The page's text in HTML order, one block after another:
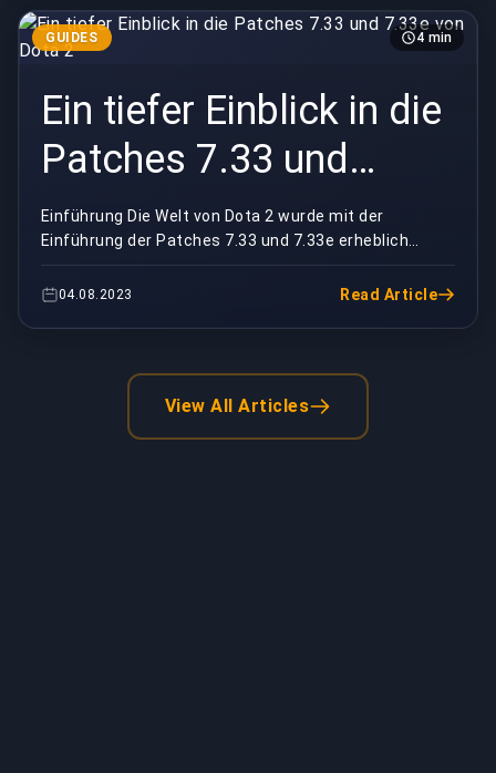
GUIDES 4 min
Ein tiefer Einblick in die
Patches 7.33 und
7.33e von Dota 2
Einführung Die Welt von Dota 2 wurde mit der
Einführung der Patches 7.33 und 7.33e erheblich
umgestaltet. Diese Updates haben wesentliche
Änderungen ...
04.08.2023 Read Article
View All Articles